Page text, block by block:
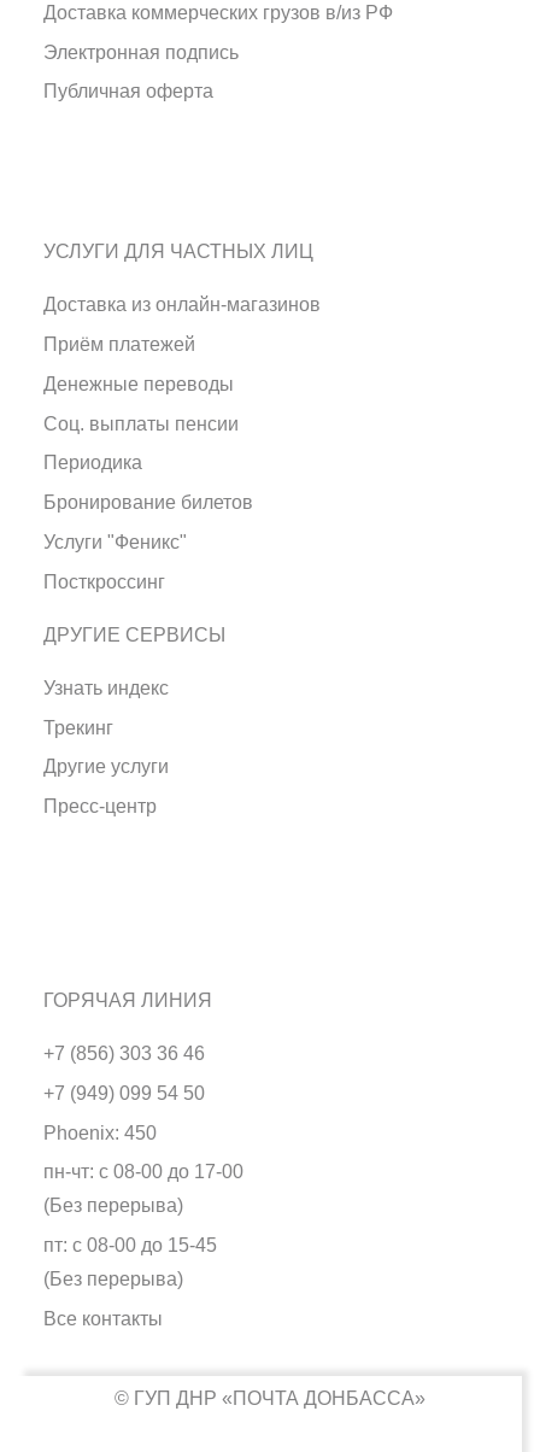
Доставка коммерческих грузов в/из РФ
Электронная подпись
Публичная оферта
УСЛУГИ ДЛЯ ЧАСТНЫХ ЛИЦ
Доставка из онлайн-магазинов
Приём платежей
Денежные переводы
Соц. выплаты пенсии
Периодика
Бронирование билетов
Услуги "Феникс"
Посткроссинг
ДРУГИЕ СЕРВИСЫ
Узнать индекс
Трекинг
Другие услуги
Пресс-центр
ГОРЯЧАЯ ЛИНИЯ
+7 (856) 303 36 46
+7 (949) 099 54 50
Phoenix: 450
пн-чт: с 08-00 до 17-00
(Без перерыва)
пт: с 08-00 до 15-45
(Без перерыва)
Все контакты
© ГУП ДНР ПОЧТА ДОНБАССА